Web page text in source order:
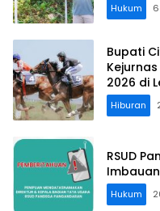
Hukum
Bupati
2026 di
Hiburan
RSUD
Hukum